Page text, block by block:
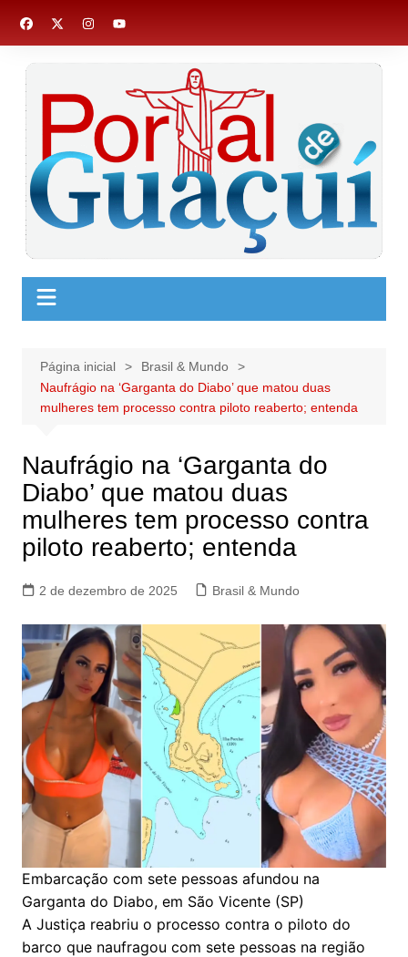
para
Página inicial
Brasil & Mundo
Naufrágio na ‘Garganta do Diabo’ que matou duas
mulheres tem processo contra piloto reaberto; entenda
Naufrágio na ‘Garganta do
Diabo’ que matou duas
mulheres tem processo contra
piloto reaberto; entenda
2 de dezembro de 2025 Brasil & Mundo
Embarcação com sete pessoas afundou na
Garganta do Diabo, em São Vicente (SP)
A Justiça reabriu o processo contra o piloto do
barco que naufragou com sete pessoas na região